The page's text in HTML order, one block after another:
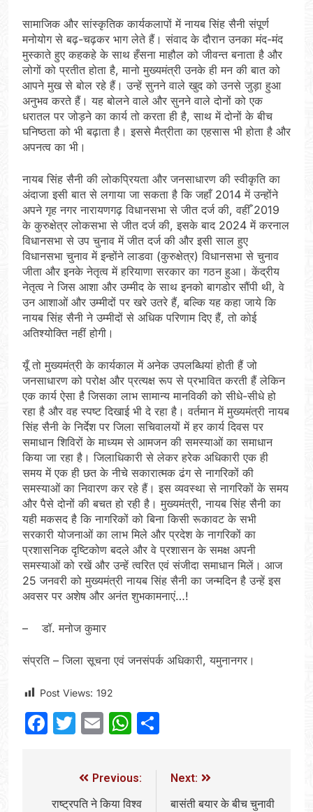
सामाजिक और सांस्कृतिक कार्यकलापों में नायब सिंह सैनी संपूर्ण
मनोयोग से बढ़-चढ़कर भाग लेते हैं। संवाद के दौरान उनका मंद-मंद
मुस्काते हुए कहकहे के साथ हँसना माहौल को जीवन्त बनाता है और
लोगों को प्रतीत होता है, मानो मुख्यमंत्री उनके ही मन की बात को
आपने मुख से बोल रहे हैं। उन्हें सुनने वाले खुद को उनसे जुड़ा हुआ
अनुभव करते हैं। यह बोलने वाले और सुनने वाले दोनों को एक
धरातल पर जोड़ने का कार्य तो करता ही है, साथ में दोनों के बीच
घनिष्ठता को भी बढ़ाता है। इससे मैत्रीता का एहसास भी होता है और
अपनत्व का भी।
नायब सिंह सैनी की लोकप्रियता और जनसाधारण की स्वीकृति का
अंदाजा इसी बात से लगाया जा सकता है कि जहाँ 2014 में उन्होंने
अपने गृह नगर नारायणगढ़ विधानसभा से जीत दर्ज की, वहीँ 2019
के कुरुक्षेत्र लोकसभा से जीत दर्ज की, इसके बाद 2024 में करनाल
विधानसभा से उप चुनाव में जीत दर्ज की और इसी साल हुए
विधानसभा चुनाव में इन्होंने लाडवा (कुरुक्षेत्र) विधानसभा से चुनाव
जीता और इनके नेतृत्व में हरियाणा सरकार का गठन हुआ। केंद्रीय
नेतृत्व ने जिस आशा और उम्मीद के साथ इनको बागडोर सौंपी थी, वे
उन आशाओं और उम्मीदों पर खरे उतरे हैं, बल्कि यह कहा जाये कि
नायब सिंह सैनी ने उम्मीदों से अधिक परिणाम दिए हैं, तो कोई
अतिश्योक्ति नहीं होगी।
यूँ तो मुख्यमंत्री के कार्यकाल में अनेक उपलब्धियां होती हैं जो
जनसाधारण को परोक्ष और प्रत्यक्ष रूप से प्रभावित करती हैं लेकिन
एक कार्य ऐसा है जिसका लाभ सामान्य मानविकी को सीधे-सीधे हो
रहा है और वह स्पष्ट दिखाई भी दे रहा है। वर्तमान में मुख्यमंत्री नायब
सिंह सैनी के निर्देश पर जिला सचिवालयों में हर कार्य दिवस पर
समाधान शिविरों के माध्यम से आमजन की समस्याओं का समाधान
किया जा रहा है। जिलाधिकारी से लेकर हरेक अधिकारी एक ही
समय में एक ही छत के नीचे सकारात्मक ढंग से नागरिकों की
समस्याओं का निवारण कर रहे हैं। इस व्यवस्था से नागरिकों के समय
और पैसे दोनों की बचत हो रही है। मुख्यमंत्री, नायब सिंह सैनी का
यही मकसद है कि नागरिकों को बिना किसी रूकावट के सभी
सरकारी योजनाओं का लाभ मिले और प्रदेश के नागरिकों का
प्रशासनिक दृष्टिकोण बदले और वे प्रशासन के समक्ष अपनी
समस्याओं को रखें और उन्हें त्वरित एवं संजीदा समाधान मिलें। आज
25 जनवरी को मुख्यमंत्री नायब सिंह सैनी का जन्मदिन है उन्हें इस
अवसर पर अशेष और अनंत शुभकामनाएं…!
– डॉ. मनोज कुमार
संप्रति – जिला सूचना एवं जनसंपर्क अधिकारी, यमुनानगर।
Post Views: 192
Facebook
Twitter
EmailWhatsApp
Previous:
राष्ट्रपति ने किया विश्व
Next:
बासंती बयार के बीच चुनावी